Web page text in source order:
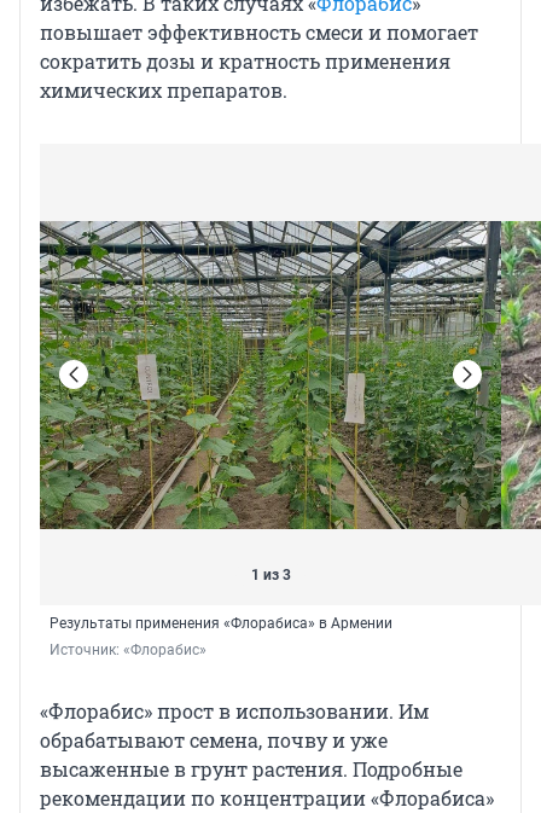
повышает эффективность смеси и помогает
сократить дозы и кратность применения
химических препаратов.
1 из 3
Результаты применения «Флорабиса» в Армении
Источник: «Флорабис»
«Флорабис» прост в использовании. Им
обрабатывают семена, почву и уже
высаженные в грунт растения. Подробные
рекомендации по концентрации «Флорабиса»